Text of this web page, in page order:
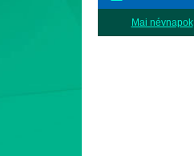
Mai névnapok